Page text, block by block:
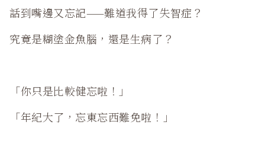
話到嘴邊又忘記——難道我得了失智症？
究竟是糊塗金魚腦，還是生病了？
「你只是比較健忘啦！」
「年紀大了，忘東忘西難免啦！」